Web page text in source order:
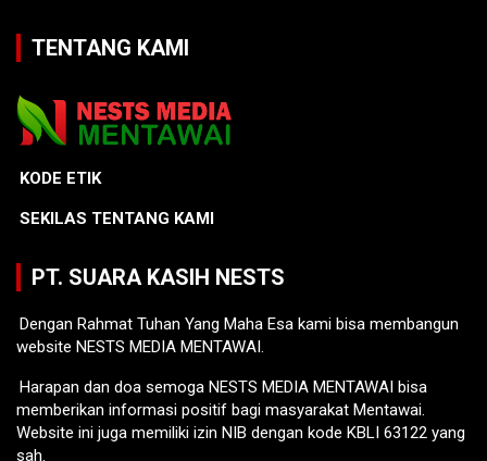
TENTANG KAMI
KODE ETIK
SEKILAS TENTANG KAMI
PT. SUARA KASIH NESTS
Dengan Rahmat Tuhan Yang Maha Esa kami bisa membangun
website NESTS MEDIA MENTAWAI.
Harapan dan doa semoga NESTS MEDIA MENTAWAI bisa
memberikan informasi positif bagi masyarakat Mentawai.
Website ini juga memiliki izin NIB dengan kode KBLI 63122 yang
sah.